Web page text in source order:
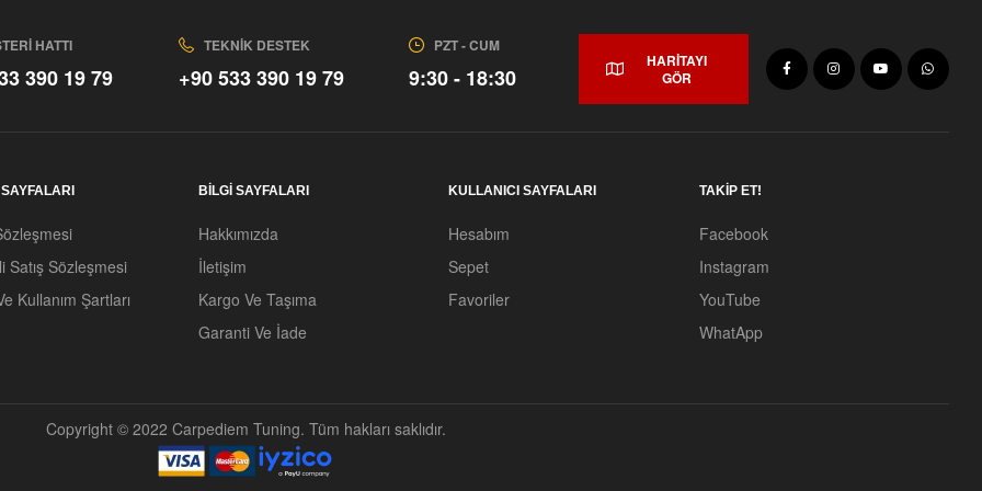
HATTI
390 19 79
TEKNIK DESTEK
+90 533 390 19 79
PZT - CUM
9:30 - 18:30
HARİTAYI
GÖR
Satış Sözleşmesi
Kullanım Şartları
BİLGİ SAYFALARI
Hakkımızda
İletişim
Kargo Ve Taşıma
Garanti Ve İade
KULLANICI SAYFALARI
Hesabım
Sepet
Favoriler
TAKİP ET!
Facebook
Instagram
YouTube
WhatApp
Copyright © 2022 Carpediem Tuning. Tüm hakları saklıdır.